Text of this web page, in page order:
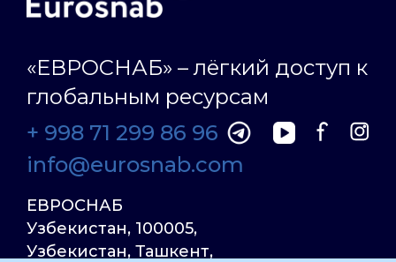
«ЕВРОСНАБ» – лёгкий доступ к
глобальным ресурсам
+ 998 71 299 86 96
info@eurosnab.com
ЕВРОСНАБ
Узбекистан, 100005,
Узбекистан, Ташкент,